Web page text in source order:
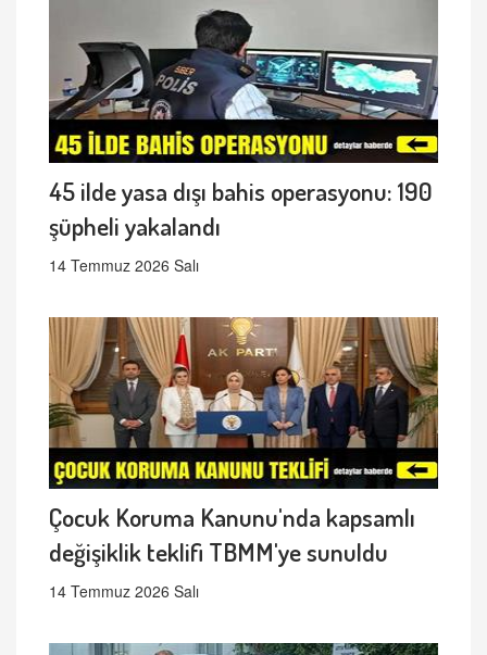
45 ilde yasa dışı bahis operasyonu: 190
şüpheli yakalandı
14 Temmuz 2026 Salı
Çocuk Koruma Kanunu'nda kapsamlı
değişiklik teklifi TBMM'ye sunuldu
14 Temmuz 2026 Salı